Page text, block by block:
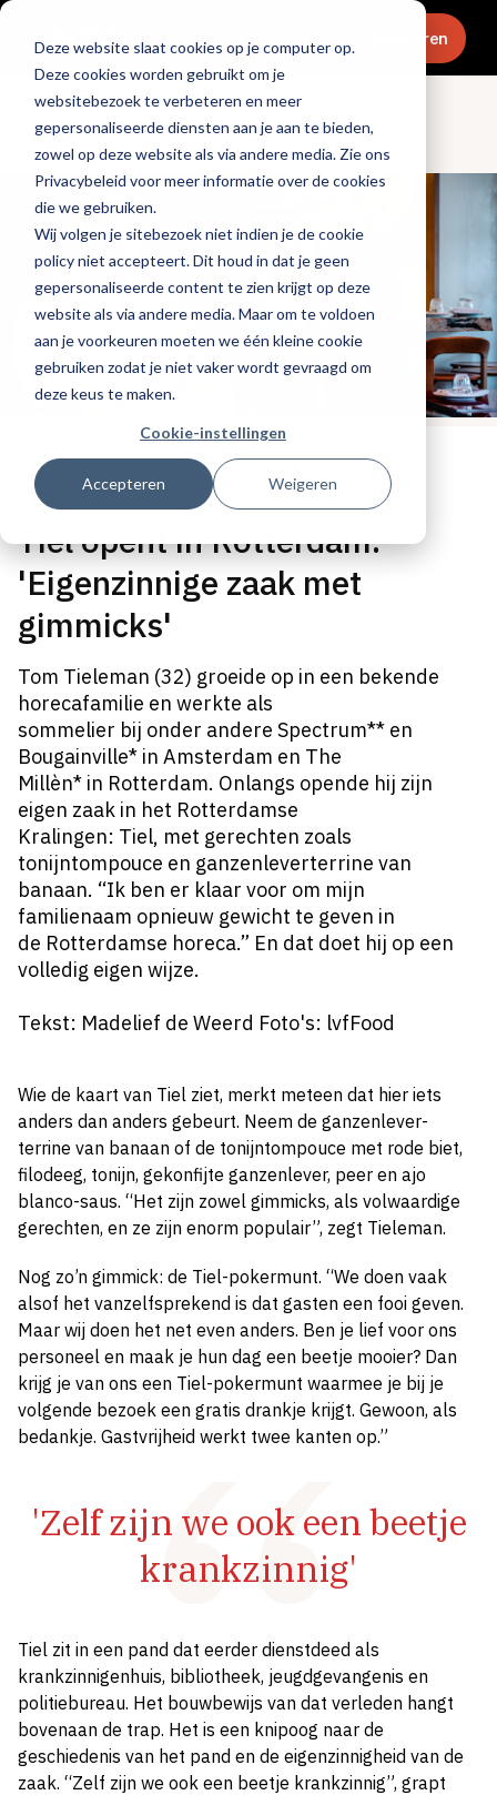
Deze website slaat cookies op je computer op.
Deze cookies worden gebruikt om je
websitebezoek te verbeteren en meer
gepersonaliseerde diensten aan je aan te bieden,
zowel op deze website als via andere media. Zie ons
Privacybeleid voor meer informatie over de cookies
die we gebruiken.
Wij volgen je sitebezoek niet indien je de cookie
policy niet accepteert. Dit houd in dat je geen
gepersonaliseerde content te zien krijgt op deze
website als via andere media. Maar om te voldoen
aan je voorkeuren moeten we één kleine cookie
gebruiken zodat je niet vaker wordt gevraagd om
deze keus te maken.
Cookie-instellingen
Accepteren Weigeren
Menu Abonneren
Openingen & design
Tags:nieuwe-zaken,ondernemersverhaal
Gepubliceerd op: 11 december 2025
Tiel opent in Rotterdam:
'Eigenzinnige zaak met
gimmicks'
Tom Tieleman (32) groeide op in een bekende
horecafamilie en werkte als
sommelier bij onder andere Spectrum** en
Bougainville* in Amsterdam en The
Millèn* in Rotterdam. Onlangs opende hij zijn
eigen zaak in het Rotterdamse
Kralingen: Tiel, met gerechten zoals
tonijntompouce en ganzenleverterrine van
banaan. “Ik ben er klaar voor om mijn
familienaam opnieuw gewicht te geven in
de Rotterdamse horeca.” En dat doet hij op een
volledig eigen wijze.
Tekst: Madelief de Weerd Foto's: lvfFood
Wie de kaart van Tiel ziet, merkt meteen dat hier iets
anders dan anders gebeurt. Neem de ganzenlever-
terrine van banaan of de tonijntompouce met rode biet,
filodeeg, tonijn, gekonfijte ganzenlever, peer en ajo
blanco-saus. “Het zijn zowel gimmicks, als volwaardige
gerechten, en ze zijn enorm populair”, zegt Tieleman.
Nog zo’n gimmick: de Tiel-pokermunt. “We doen vaak
alsof het vanzelfsprekend is dat gasten een fooi geven.
Maar wij doen het net even anders. Ben je lief voor ons
personeel en maak je hun dag een beetje mooier? Dan
krijg je van ons een Tiel-pokermunt waarmee je bij je
volgende bezoek een gratis drankje krijgt. Gewoon, als
bedankje. Gastvrijheid werkt twee kanten op.”
'Zelf zijn we ook een beetje
krankzinnig'
Tiel zit in een pand dat eerder dienstdeed als
krankzinnigenhuis, bibliotheek, jeugdgevangenis en
politiebureau. Het bouwbewijs van dat verleden hangt
bovenaan de trap. Het is een knipoog naar de
geschiedenis van het pand en de eigenzinnigheid van de
zaak. “Zelf zijn we ook een beetje krankzinnig”, grapt